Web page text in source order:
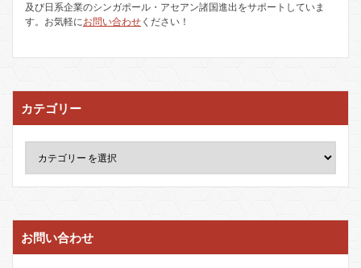
及び日系企業のシンガポール・アセアン諸国進出をサポートしていま
す。お気軽にお問い合わせ ください！
カテゴリー
お問い合わせ